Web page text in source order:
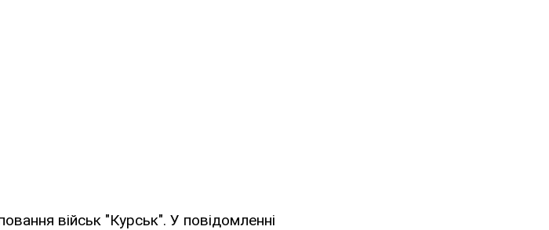
військ "Курськ". У повідомленні